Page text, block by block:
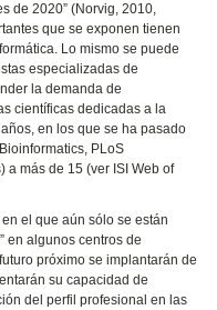
de 2020” (Norvig, 2010,
que se exponen tienen
Lo mismo se puede
especializadas de
la demanda de
científicas dedicadas a la
en los que se ha pasado
PLoS
a más de 15 (ver ISI Web of
el que aún sólo se están
en algunos centros de
próximo se implantarán de
su capacidad de
del perfil profesional en las